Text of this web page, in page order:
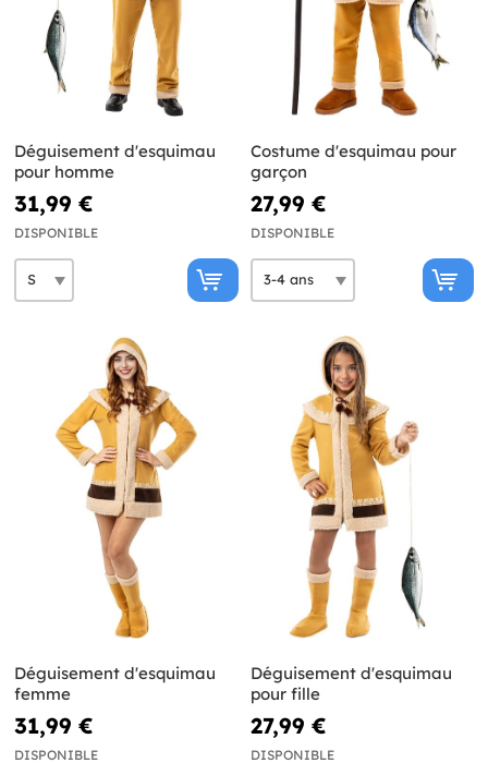
Déguisement d'esquimau
pour homme
31,99 €
DISPONIBLE
Costume d'esquimau pour
garçon
27,99 €
DISPONIBLE
Déguisement d'esquimau
femme
31,99 €
DISPONIBLE
Déguisement d'esquimau
pour fille
27,99 €
DISPONIBLE